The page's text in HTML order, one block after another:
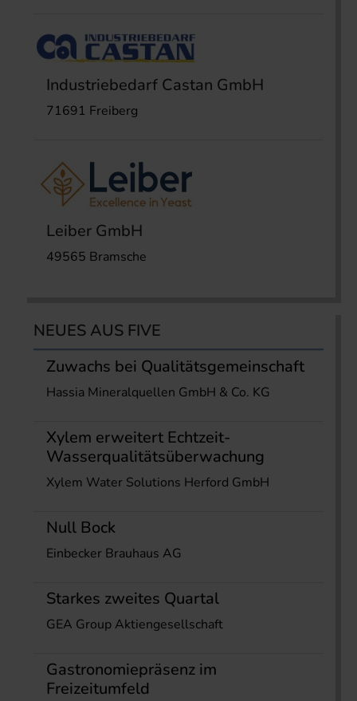
Industriebedarf Castan GmbH
71691 Freiberg
Leiber GmbH
49565 Bramsche
NEUES AUS FIVE
Zuwachs bei Qualitätsgemeinschaft
Hassia Mineralquellen GmbH & Co. KG
Xylem erweitert Echtzeit-
Wasserqualitätsüberwachung
Xylem Water Solutions Herford GmbH
Null Bock
Einbecker Brauhaus AG
Starkes zweites Quartal
GEA Group Aktiengesellschaft
Gastronomiepräsenz im
Freizeitumfeld